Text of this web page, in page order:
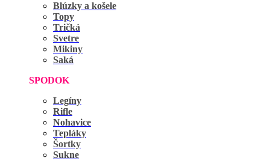
Blúzky a košele
Topy
Tričká
Svetre
Mikiny
Saká
SPODOK
Legíny
Rifle
Nohavice
Tepláky
Šortky
Sukne